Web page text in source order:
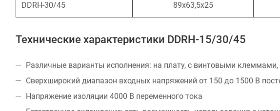
DDRH-30/45 89х63,5х25
Технические характеристики DDRH-15/30/45
Различные варианты исполнения: на плату, с винтовыми клеммами,
Сверхширокий диапазон входных напряжений от 150 до 1500 В
Напряжение изоляции 4000 В переменного тока